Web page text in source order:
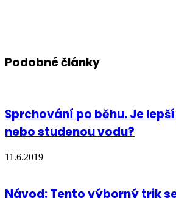
Podobné články
Sprchování po běhu. Je
nebo studenou vodu?
11.6.2019
Návod: Tento výborný trik